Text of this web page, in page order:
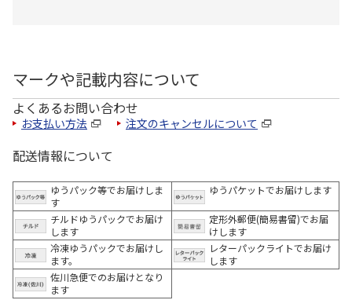
マークや記載内容について
よくあるお問い合わせ
お支払い方法 注文のキャンセルについて
配送情報について
ゆうパック等でお届けしま
す
ゆうパケットでお届けします
チルドゆうパックでお届け
します
定形外郵便(簡易書留)でお届
けします
冷凍ゆうパックでお届けし
ます。
レターパックライトでお届け
します
佐川急便でのお届けとなり
ます